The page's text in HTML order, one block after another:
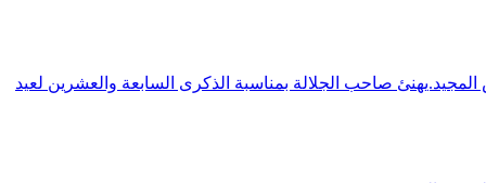
صاحب الجلالة بمناسبة الذكرى السابعة والعشرين لعيد